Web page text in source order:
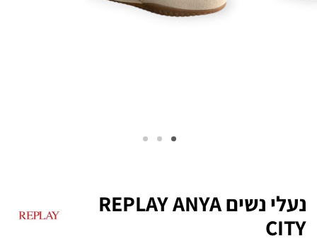
נעלי נשים REPLAY ANYA
CITY